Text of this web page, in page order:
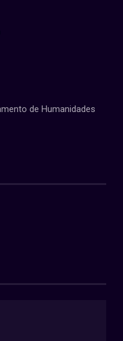
de Humanidades